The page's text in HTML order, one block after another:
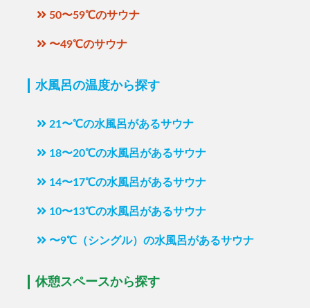
50〜59℃のサウナ
〜49℃のサウナ
水風呂の温度から探す
21〜℃の水風呂があるサウナ
18〜20℃の水風呂があるサウナ
14〜17℃の水風呂があるサウナ
10〜13℃の水風呂があるサウナ
〜9℃（シングル）の水風呂があるサウナ
休憩スペースから探す